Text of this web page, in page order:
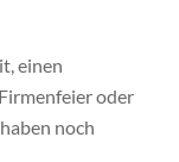
einen
oder
noch